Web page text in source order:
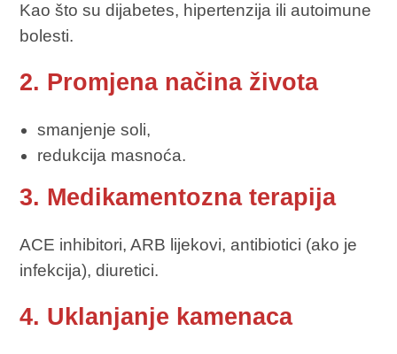
Kao što su dijabetes, hipertenzija ili autoimune
bolesti.
2. Promjena načina života
smanjenje soli,
redukcija masnoća.
3. Medikamentozna terapija
ACE inhibitori, ARB lijekovi, antibiotici (ako je
infekcija), diuretici.
4. Uklanjanje kamenaca